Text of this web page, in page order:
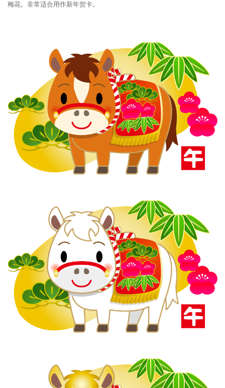
梅花。非常适合用作新年贺卡。